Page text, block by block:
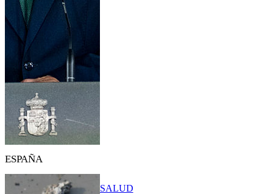
ESPAÑA
SALUD